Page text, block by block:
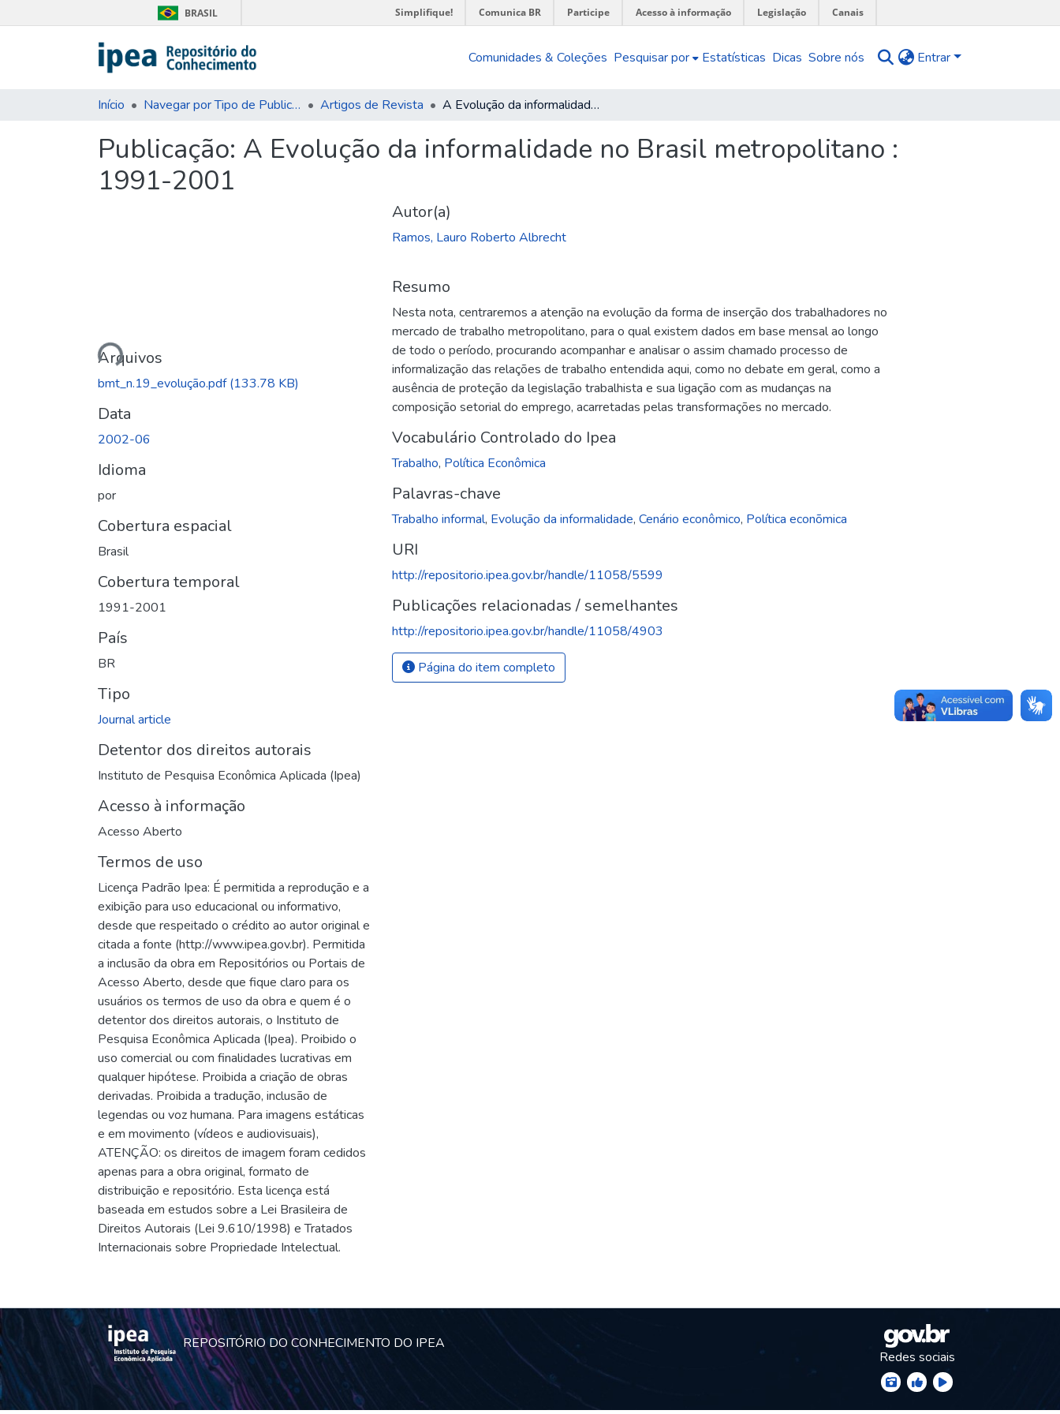
BRASIL Simplifique! Comunica BR Participe Acesso à informação Legislação Canais
Comunidades & Coleções Pesquisar por Estatísticas Dicas Sobre nós Entrar
Início Navegar por Tipo de Publicação Artigos de Revista A Evolução da informalidade no Brasil metropolitano : 1991-2001
Publicação: A Evolução da informalidade no Brasil metropolitano :
1991-2001
Carregando...
Arquivos
bmt_n.19_evolução.pdf(133.78 KB)
Data
2002-06
Idioma
por
Cobertura espacial
Brasil
Cobertura temporal
1991-2001
País
BR
Tipo
Journal article
Detentor dos direitos autorais
Instituto de Pesquisa Econômica Aplicada (Ipea)
Acesso à informação
Acesso Aberto
Termos de uso
Licença Padrão Ipea: É permitida a reprodução e a
exibição para uso educacional ou informativo,
desde que respeitado o crédito ao autor original e
citada a fonte (http://www.ipea.gov.br). Permitida
a inclusão da obra em Repositórios ou Portais de
Acesso Aberto, desde que fique claro para os
usuários os termos de uso da obra e quem é o
detentor dos direitos autorais, o Instituto de
Pesquisa Econômica Aplicada (Ipea). Proibido o
uso comercial ou com finalidades lucrativas em
qualquer hipótese. Proibida a criação de obras
derivadas. Proibida a tradução, inclusão de
legendas ou voz humana. Para imagens estáticas
e em movimento (vídeos e audiovisuais),
ATENÇÃO: os direitos de imagem foram cedidos
apenas para a obra original, formato de
distribuição e repositório. Esta licença está
baseada em estudos sobre a Lei Brasileira de
Direitos Autorais (Lei 9.610/1998) e Tratados
Internacionais sobre Propriedade Intelectual.
Autor(a)
Ramos, Lauro Roberto Albrecht
Resumo
Nesta nota, centraremos a atenção na evolução da forma de inserção dos trabalhadores no
mercado de trabalho metropolitano, para o qual existem dados em base mensal ao longo
de todo o período, procurando acompanhar e analisar o assim chamado processo de
informalização das relações de trabalho entendida aqui, como no debate em geral, como a
ausência de proteção da legislação trabalhista e sua ligação com as mudanças na
composição setorial do emprego, acarretadas pelas transformações no mercado.
Vocabulário Controlado do Ipea
Trabalho, Política Econômica
Palavras-chave
Trabalho informal, Evolução da informalidade,Cenário econômico, Política econõmica
URI
http://repositorio.ipea.gov.br/handle/11058/5599
Publicações relacionadas / semelhantes
http://repositorio.ipea.gov.br/handle/11058/4903
Página do item completo
REPOSITÓRIO DO CONHECIMENTO DO IPEA
Redes sociais